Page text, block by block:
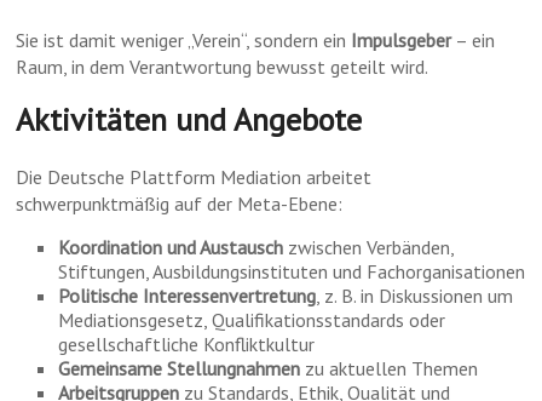
Sie ist damit weniger „Verein“, sondern ein Impulsgeber– ein
Raum, in dem Verantwortung bewusst geteilt wird.
Aktivitäten und Angebote
Die Deutsche Plattform Mediation arbeitet
schwerpunktmäßig auf der Meta-Ebene:
Koordination und Austausch zwischen Verbänden,
Stiftungen, Ausbildungsinstituten und Fachorganisationen
Politische Interessenvertretung, z. B. in Diskussionen um
Mediationsgesetz, Qualifikationsstandards oder
gesellschaftliche Konfliktkultur
Gemeinsame Stellungnahmen zu aktuellen Themen
Arbeitsgruppen zu Standards, Ethik, Qualität und